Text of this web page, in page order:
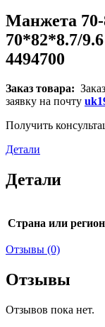
Манжета 70-
70*82*8.7/
4494700
Заказ товара:
заявку на почту
Получить
Детали
Детали
Страна или регион
Отзывы (0)
Отзывы
Отзывов пока нет.